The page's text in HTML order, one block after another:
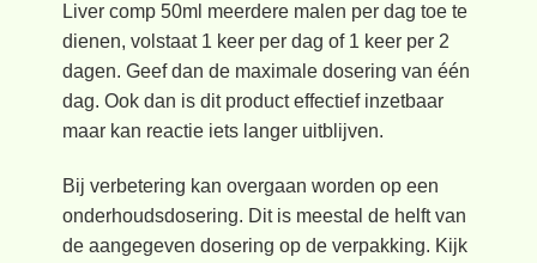
Liver comp 50ml meerdere malen per dag toe te
dienen, volstaat 1 keer per dag of 1 keer per 2
dagen. Geef dan de maximale dosering van één
dag. Ook dan is dit product effectief inzetbaar
maar kan reactie iets langer uitblijven.
Bij verbetering kan overgaan worden op een
onderhoudsdosering. Dit is meestal de helft van
de aangegeven dosering op de verpakking. Kijk